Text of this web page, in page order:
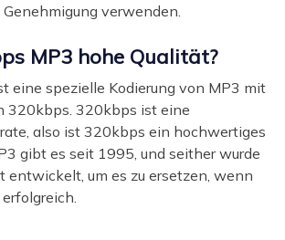
verwenden.
MP3 hohe Qualität?
eine spezielle Kodierung von MP3 mit
320kbps. 320kbps ist eine
also ist 320kbps ein hochwertiges
gibt es seit 1995, und seither wurde
entwickelt, um es zu ersetzen, wenn